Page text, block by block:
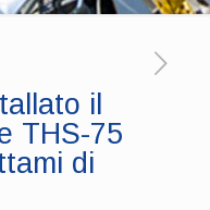
il
THS-75
di